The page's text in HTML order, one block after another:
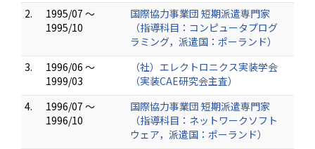
2.
1995/07 ～
1995/10
国際協力事業団 短期派遣専門家
（指導科目：コンピュータプログ
ラミング，派遣国：ポーランド）
3.
1996/06 ～
1999/03
（社）エレクトロニクス実装学会
（実装CAE研究会主査）
4.
1996/07 ～
1996/10
国際協力事業団 短期派遣専門家
（指導科目：ネットワークソフト
ウェア，派遣国：ポーランド）